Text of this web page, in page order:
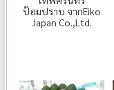
ป้อมปราบ จากEiko
Japan Co.,Ltd.